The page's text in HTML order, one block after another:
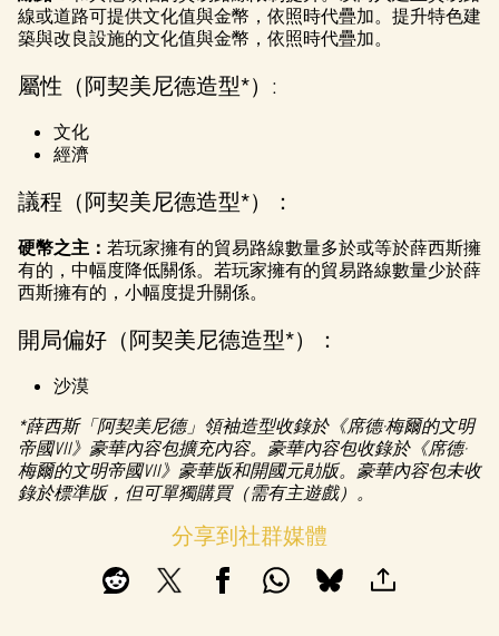
線或道路可提供文化值與金幣，依照時代疊加。提升特色建
築與改良設施的文化值與金幣，依照時代疊加。
屬性（阿契美尼德造型*）:
文化
經濟
議程（阿契美尼德造型*）：
硬幣之主： 若玩家擁有的貿易路線數量多於或等於薛西斯擁
有的，中幅度降低關係。若玩家擁有的貿易路線數量少於薛
西斯擁有的，小幅度提升關係。
開局偏好（阿契美尼德造型*）：
沙漠
*薛西斯「阿契美尼德」領袖造型收錄於《席德·梅爾的文明
帝國VII》豪華內容包擴充內容。豪華內容包收錄於《席德·
梅爾的文明帝國VII》豪華版和開國元勛版。豪華內容包未收
錄於標準版，但可單獨購買（需有主遊戲）。
分享到社群媒體